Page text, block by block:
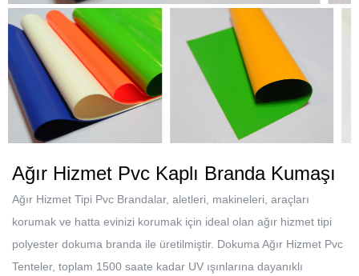
Ağır Hizmet Pvc Kaplı Branda Kumaşı
Ağır Hizmet Tipi Pvc Brandalar, aletleri, makineleri, araçları
korumak ve hatta evinizi korumak için ideal olan ağır hizmet tipi
polyester dokuma branda ile üretilmiştir. Dokuma Ağır Hizmet Pvc
Tenteler, toplam 1500 saate kadar UV ışınlarına dayanıklı